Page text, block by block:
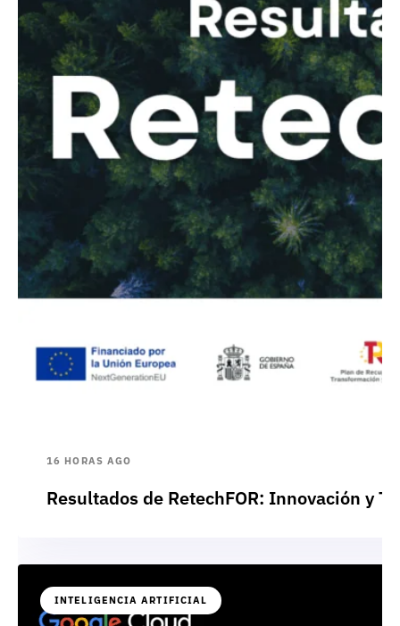
16 HORAS AGO
Resultados de RetechFOR: Innovación y
INTELIGENCIA ARTIFICIAL